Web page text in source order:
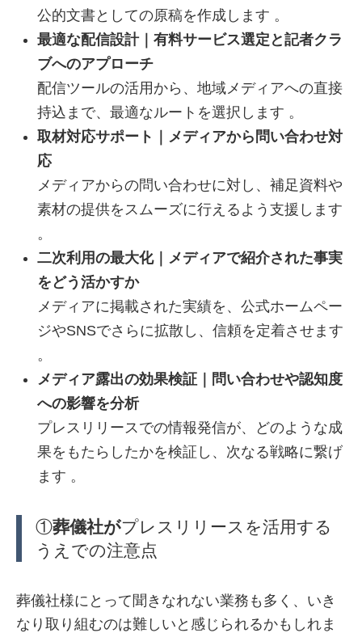
公的文書としての原稿を作成します 。
最適な配信設計｜有料サービス選定と記者クラ
ブへのアプローチ
配信ツールの活用から、地域メディアへの直接
持込まで、最適なルートを選択します 。
取材対応サポート｜メディアから問い合わせ対
応
メディアからの問い合わせに対し、補足資料や
素材の提供をスムーズに行えるよう支援します
。
二次利用の最大化｜メディアで紹介された事実
をどう活かすか
メディアに掲載された実績を、公式ホームペー
ジやSNSでさらに拡散し、信頼を定着させます
。
メディア露出の効果検証｜問い合わせや認知度
への影響を分析
プレスリリースでの情報発信が、どのような成
果をもたらしたかを検証し、次なる戦略に繋げ
ます 。
①葬儀社がプレスリリースを活用する
うえでの注意点
葬儀社様にとって聞きなれない業務も多く、いき
なり取り組むのは難しいと感じられるかもしれま